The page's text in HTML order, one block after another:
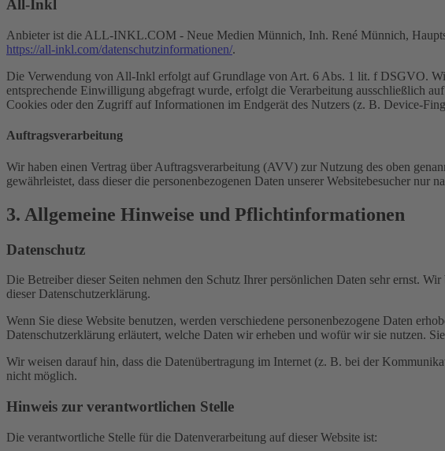
All-Inkl
Anbieter ist die ALL-INKL.COM - Neue Medien Münnich, Inh. René Münnich,
https://all-inkl.com/datenschutzinformationen/.
Die Verwendung von All-Inkl erfolgt auf Grundlage von Art. 6 Abs. 1 lit. f DSGVO.
entsprechende Einwilligung abgefragt wurde, erfolgt die Verarbeitung
Cookies oder den Zugriff auf Informationen im Endgerät des Nutzers (z. B. Device-
Auftragsverarbeitung
Wir haben einen Vertrag über Auftragsverarbeitung (AVV) zur Nutzung des oben
gewährleistet, dass dieser die personenbezogenen Daten unserer Websitebesucher
3. Allgemeine Hinweise und Pflicht­informationen
Datenschutz
Die Betreiber dieser Seiten nehmen den Schutz Ihrer persönlichen Daten sehr ernst.
dieser Datenschutzerklärung.
Wenn Sie diese Website benutzen, werden verschiedene personenbezogene Daten
Datenschutzerklärung erläutert, welche Daten wir erheben und wofür wir sie nutzen.
Wir weisen darauf hin, dass die Datenübertragung im Internet (z. B. bei der
nicht möglich.
Hinweis zur verantwortlichen Stelle
Die verantwortliche Stelle für die Datenverarbeitung auf dieser Website ist: